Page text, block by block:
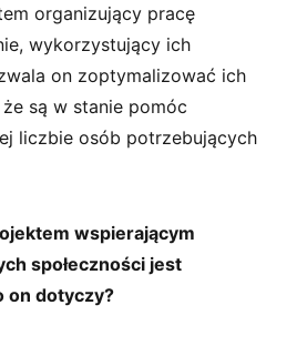
organizujący pracę
wykorzystujący ich
on zoptymalizować ich
są w stanie pomóc
liczbie osób potrzebujących
wspierającym
społeczności jest
on dotyczy?